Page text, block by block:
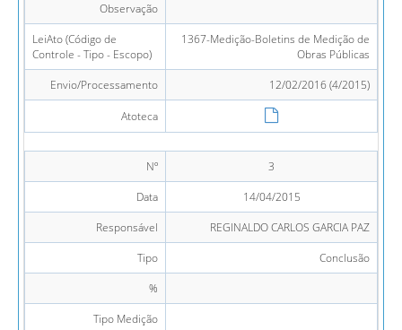
Observação
LeiAto (Código de
Controle - Tipo - Escopo)
1367-Medição-Boletins de Medição de
Obras Públicas
Envio/Processamento
12/02/2016 (4/2015)
Atoteca
Nº
3
Data
14/04/2015
Responsável
REGINALDO CARLOS GARCIA PAZ
Tipo
Conclusão
%
Tipo Medição